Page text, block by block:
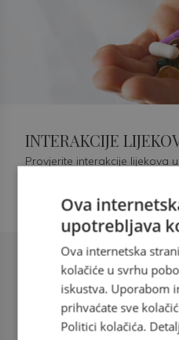
Šećerna bolest tip 2
doc. dr. sc. Višnja Kokić Maleš,
dr.med., specijalististica
INTERAKCIJE
Provjerite interakcije lijekova
Ova
upotrebljava
Ova internetska
kolačiće u svrhu
iskustva. Uporabom
prihvaćate sve
Politici kolačića.